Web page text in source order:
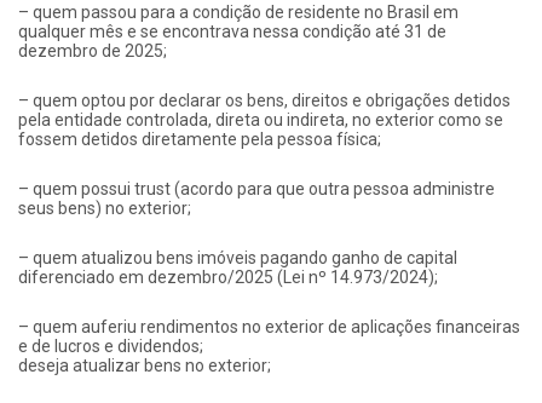
– quem passou para a condição de residente no Brasil em
qualquer mês e se encontrava nessa condição até 31 de
dezembro de 2025;
– quem optou por declarar os bens, direitos e obrigações detidos
pela entidade controlada, direta ou indireta, no exterior como se
fossem detidos diretamente pela pessoa física;
– quem possui trust (acordo para que outra pessoa administre
seus bens) no exterior;
– quem atualizou bens imóveis pagando ganho de capital
diferenciado em dezembro/2025 (Lei nº 14.973/2024);
– quem auferiu rendimentos no exterior de aplicações financeiras
e de lucros e dividendos;
deseja atualizar bens no exterior;